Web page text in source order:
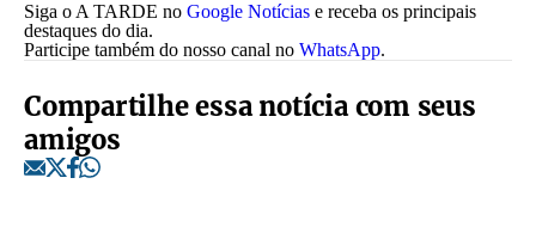
Siga o A TARDE no Google Notícias e receba os principais
destaques do dia.
Participe também do nosso canal no WhatsApp.
Compartilhe essa notícia com seus
amigos